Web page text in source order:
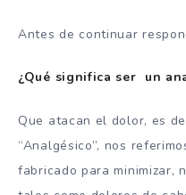
Antes de continuar
¿Qué significa ser un
Que atacan el dolor, es
“Analgésico”, nos
fabricado para minimizar,